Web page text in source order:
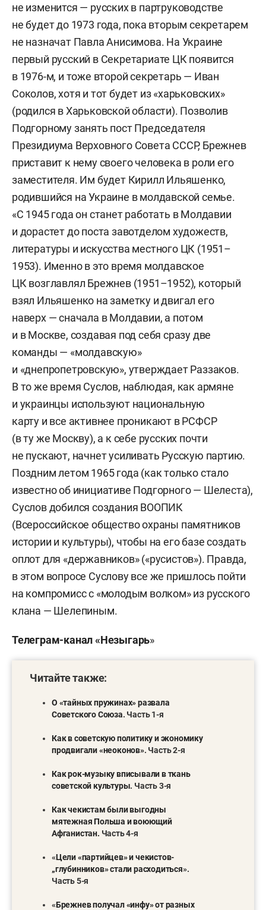
не изменится — русских в партруководстве
не будет до 1973 года, пока вторым секретарем
не назначат Павла Анисимова. На Украине
первый русский в Секретариате ЦК появится
в 1976-м, и тоже второй секретарь — Иван
Соколов, хотя и тот будет из «харьковских»
(родился в Харьковской области). Позволив
Подгорному занять пост Председателя
Президиума Верховного Совета СССР, Брежнев
приставит к нему своего человека в роли его
заместителя. Им будет Кирилл Ильяшенко,
родившийся на Украине в молдавской семье.
«С 1945 года он станет работать в Молдавии
и дорастет до поста завотделом художеств,
литературы и искусства местного ЦК (1951–
1953). Именно в это время молдавское
ЦК возглавлял Брежнев (1951–1952), который
взял Ильяшенко на заметку и двигал его
наверх — сначала в Молдавии, а потом
и в Москве, создавая под себя сразу две
команды — «молдавскую»
и «днепропетровскую», утверждает Раззаков.
В то же время Суслов, наблюдая, как армяне
и украинцы используют национальную
карту и все активнее проникают в РСФСР
(в ту же Москву), а к себе русских почти
не пускают, начнет усиливать Русскую партию.
Поздним летом 1965 года (как только стало
известно об инициативе Подгорного — Шелеста),
Суслов добился создания ВООПИК
(Всероссийское общество охраны памятников
истории и культуры), чтобы на его базе создать
оплот для «державников» («русистов»). Правда,
в этом вопросе Суслову все же пришлось пойти
на компромисс с «молодым волком» из русского
клана — Шелепиным.
Телеграм-канал «Незыгарь»
Читайте также:
О «тайных пружинах» развала
Советского Союза. Часть 1-я
Как в советскую политику и экономику
продвигали «неоконов». Часть 2-я
Как рок-музыку вписывали в ткань
советской культуры. Часть 3-я
Как чекистам были выгодны
мятежная Польша и воюющий
Афганистан. Часть 4-я
«Цели «партийцев» и чекистов-
„глубинников» стали расходиться».
Часть 5-я
«Брежнев получал «инфу» от разных